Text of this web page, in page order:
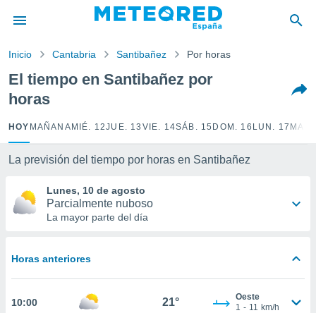
por
para
la
calidad.
a este
las
y
forma
basada
permite
Inicio Cantabria Santibañez Por horas
El tiempo en Santibañez por
horas
HOY MAÑANA MIÉ. 12JUE. 13 VIE. 14SÁB. 15 DOM. 16 LUN. 17
La previsión del tiempo por horas en Santibañez
Lunes, 10 de agosto
Parcialmente nuboso
La mayor parte del día
Horas anteriores
10:00 21°
Oeste
1 - 11 km/h